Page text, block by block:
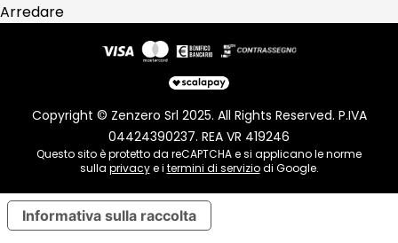
Arredare
Copyright © Zenzero Srl 2025. All Rights Reserved. P.IVA
04424390237. REA VR 419246
Questo sito è protetto da reCAPTCHA e si applicano le norme
sulla privacye i termini di serviziodi Google.
Informativa sulla raccolta